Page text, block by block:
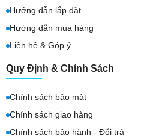
Hướng dẫn lắp đặt
Hướng dẫn mua hàng
Liên hệ & Góp ý
Quy Định & Chính Sách
Chính sách bảo mật
Chính sách giao hàng
Chính sách bảo hành - Đổi trả